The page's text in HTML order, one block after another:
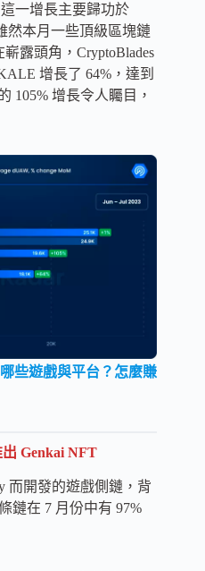
一增長主要歸功於
然本月一些頂級區塊鏈
露頭角，CryptoBlades
增長了 64%，達到
105% 增長令人矚目，
些遊戲與平台？怎麼賺
Genkai NFT
而開發的遊戲側鏈，背
鏈在 7 月份中有 97%